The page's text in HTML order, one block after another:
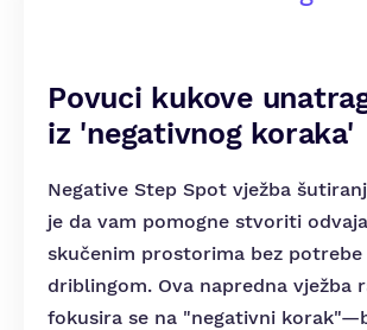
Povuci kukove
iz 'negativnog koraka'
Negative Step Spot vježba
je da vam pomogne stvoriti
skučenim prostorima bez potrebe
driblingom. Ova napredna vježba
fokusira se na "negativni